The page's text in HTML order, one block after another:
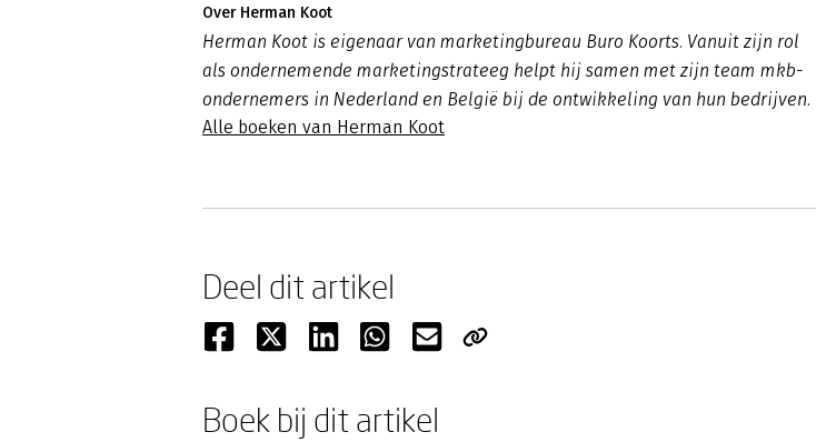
Over Herman Koot
Herman Koot is eigenaar van marketingbureau Buro Koorts. Vanuit zijn rol
als ondernemende marketingstrateeg helpt hij samen met zijn team mkb-
ondernemers in Nederland en België bij de ontwikkeling van hun bedrijven.
Alle boeken van Herman Koot
Deel dit artikel
Boek bij dit artikel